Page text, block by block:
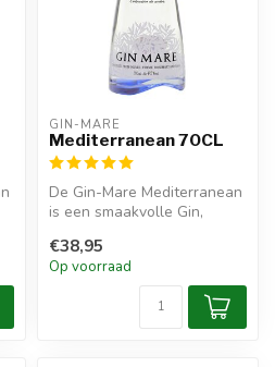
GIN-MARE
Mediterranean 70CL
De Gin-Mare Mediterranean
is een smaakvolle Gin,
zoals ...
€38,95
Op voorraad